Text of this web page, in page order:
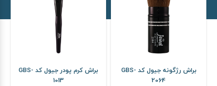
براش رژگونه جیول کد GBS-
2064
براش کرم پودر جیول کد GBS-
1013